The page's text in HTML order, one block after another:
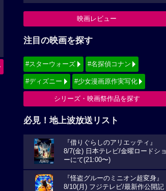
映画レビュー
注目の映画を探す
#スターウォーズ #名探偵コナン
#ディズニー #少女漫画原作実写化
シリーズ・映画祭作品を探す
必見！地上波放送リスト
『借りぐらしのアリエッティ』
8/7(金) 日本テレビ/金曜ロードショ
ーにて(21:00〜)
『怪盗グルーのミニオン超変身』
8/10(月) フジテレビ/最新作公開記